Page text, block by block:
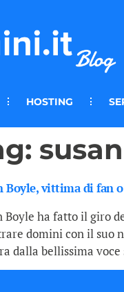
HOSTING
Boyle, vittima di fan
Boyle ha fatto il giro
domini con il suo
dalla bellissima